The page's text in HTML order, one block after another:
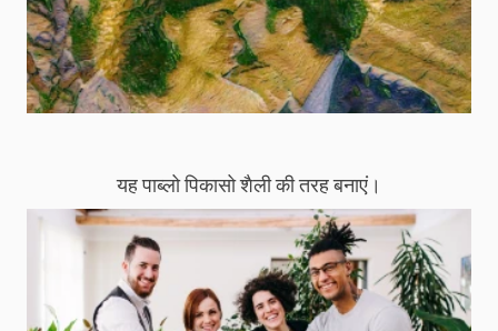
यह पाब्लो पिकासो शैली की तरह बनाएं।